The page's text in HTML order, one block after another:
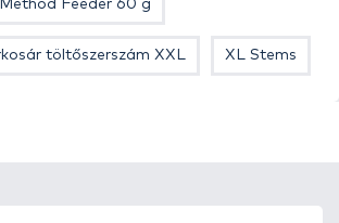
Feeder 60 g
töltőszerszám XXL XL Stems